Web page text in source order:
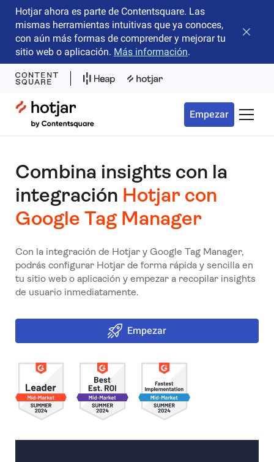
Hotjar ahora es parte de Contentsquare. Las
mismas herramientas intuitivas que ya conoces,
con aún más formas de comprender y mejorar tu
sitio web o aplicación. Más información.
Cerrar
Hotjar Logo
Empezar Menú
Combina insights con la
integración Hotjar con
Google Tag Manager
Con la integración de Hotjar y Google Tag Manager,
podrás configurar Hotjar de forma rápida y sencilla en
tu sitio web o aplicación y empezar a recopilar insights
de usuario inmediatamente.
Empezar